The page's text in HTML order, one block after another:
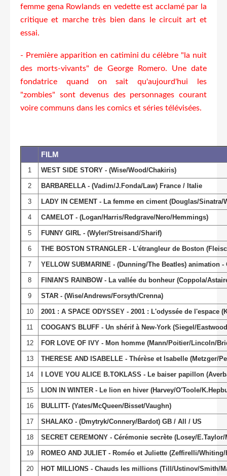
femme gena Rowlands en vedette est acclamé par la
critique et marche très bien dans le circuit art et
essai.
- Première apparition en catimini du célèbre "la nuit
des morts-vivants" de George Romero. Une date
fondatrice quand on sait qu'aujourd'hui les
"zombies" sont devenus des personnages courant
voire communs dans les comics et séries télévisées.
FILM
1 WEST SIDE STORY - (Wise/Wood/Chakiris)
2 BARBARELLA - (Vadim/J.Fonda/Law) France / Italie
3 LADY IN CEMENT - La femme en ciment (Douglas/Sinatra/
4 CAMELOT - (Logan/Harris/Redgrave/Nero/Hemmings)
5 FUNNY GIRL - (Wyler/Streisand/Sharif)
6 THE BOSTON STRANGLER - L'étrangleur de Boston
7 YELLOW SUBMARINE - (Dunning/The Beatles) animation -
8 FINIAN'S RAINBOW - La vallée du bonheur (Coppola/
9 STAR - (Wise/Andrews/Forsyth/Crenna)
10 2001 : A SPACE ODYSSEY - 2001 : L'odyssée de l'espace
11 COOGAN'S BLUFF - Un shérif à New-York (Siegel/
12 FOR LOVE OF IVY - Mon homme (Mann/Poitier/Lincoln/
13 THERESE AND ISABELLE - Thérèse et Isabelle (Metzger/
14 I LOVE YOU ALICE B.TOKLASS - Le baiser papillon
15 LION IN WINTER - Le lion en hiver (Harvey/O'Toole/
16 BULLITT- (Yates/McQueen/Bisset/Vaughn)
17 SHALAKO - (Dmytryk/Connery/Bardot) GB / All / US
18 SECRET CEREMONY - Cérémonie secrète (Losey/
19 ROMEO AND JULIET - Roméo et Juliette (Zeffirelli/
20 HOT MILLIONS - Chauds les millions (Till/Ustinov/Smith/